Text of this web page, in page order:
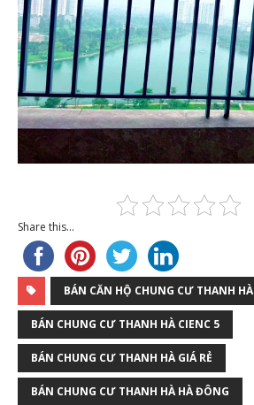
Share this...
BÁN CĂN HỘ CHUNG CƯ THANH HÀ
BÁN CHUNG CƯ THANH HÀ CIENC 5
BÁN CHUNG CƯ THANH HÀ GIÁ RẺ
BÁN CHUNG CƯ THANH HÀ HÀ ĐÔNG